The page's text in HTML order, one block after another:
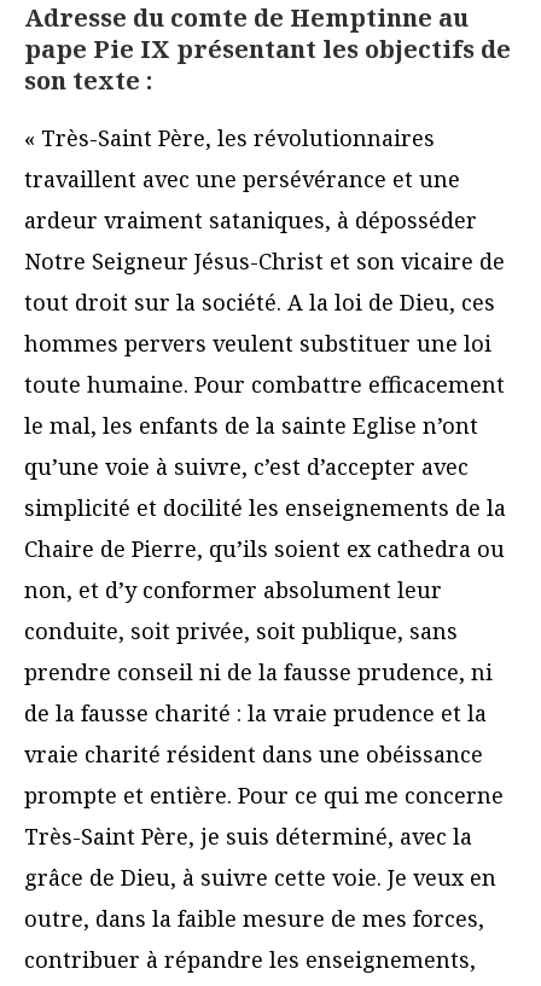
Adresse du comte de Hemptinne au
pape Pie IX présentant les objectifs de
son texte :
« Très-Saint Père, les révolutionnaires
travaillent avec une persévérance et une
ardeur vraiment sataniques, à déposséder
Notre Seigneur Jésus-Christ et son vicaire de
tout droit sur la société. A la loi de Dieu, ces
hommes pervers veulent substituer une loi
toute humaine. Pour combattre efficacement
le mal, les enfants de la sainte Eglise n’ont
qu’une voie à suivre, c’est d’accepter avec
simplicité et docilité les enseignements de la
Chaire de Pierre, qu’ils soient ex cathedra ou
non, et d’y conformer absolument leur
conduite, soit privée, soit publique, sans
prendre conseil ni de la fausse prudence, ni
de la fausse charité : la vraie prudence et la
vraie charité résident dans une obéissance
prompte et entière. Pour ce qui me concerne
Très-Saint Père, je suis déterminé, avec la
grâce de Dieu, à suivre cette voie. Je veux en
outre, dans la faible mesure de mes forces,
contribuer à répandre les enseignements,